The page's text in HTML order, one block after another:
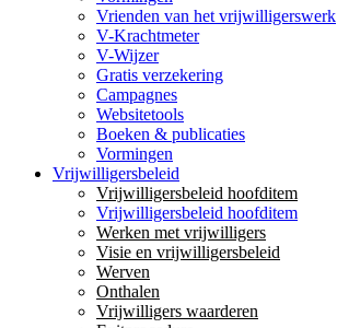
Vrienden van het vrijwilligerswerk
V-Krachtmeter
V-Wijzer
Gratis verzekering
Campagnes
Websitetools
Boeken & publicaties
Vormingen
Vrijwilligersbeleid
Vrijwilligersbeleid hoofditem
Vrijwilligersbeleid hoofditem
Werken met vrijwilligers
Visie en vrijwilligersbeleid
Werven
Onthalen
Vrijwilligers waarderen